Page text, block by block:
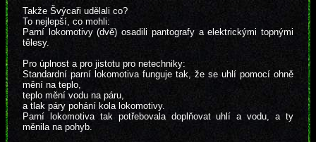
Takže Švýcaři udělali co?
To nejlepší, co mohli:
Parní lokomotivy (dvě) osadili pantografy a elektrickými topnými
tělesy.
Pro úplnost a pro jistotu pro netechniky:
Standardní parní lokomotiva funguje tak, že se uhlí pomocí ohně
mění na teplo,
teplo mění vodu na páru,
a tlak páry pohání kola lokomotivy.
Parní lokomotiva tak potřebovala doplňovat uhlí a vodu, a ty
měnila na pohyb.